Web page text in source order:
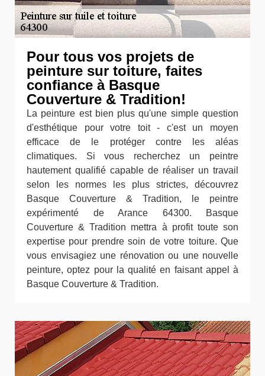
Pour tous vos projets de
peinture sur toiture, faites
confiance à Basque
Couverture & Tradition!
La peinture est bien plus qu'une simple question
d'esthétique pour votre toit - c'est un moyen
efficace de le protéger contre les aléas
climatiques. Si vous recherchez un peintre
hautement qualifié capable de réaliser un travail
selon les normes les plus strictes, découvrez
Basque Couverture & Tradition, le peintre
expérimenté de Arance 64300. Basque
Couverture & Tradition mettra à profit toute son
expertise pour prendre soin de votre toiture. Que
vous envisagiez une rénovation ou une nouvelle
peinture, optez pour la qualité en faisant appel à
Basque Couverture & Tradition.